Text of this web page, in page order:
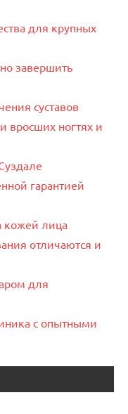
для крупных
завершить
суставов
вросших ногтях и
гарантией
кожей лица
отличаются и
для
с опытными